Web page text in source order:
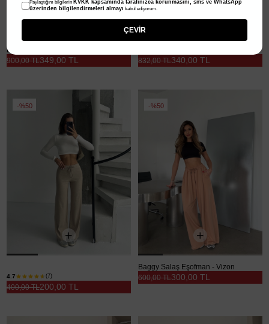
Deri Kemerli Eşofman - Bordo
349,00 TL
900,00 TL 340,00 TL
832,00 TL
%50
4.7 (7)
200,00 TL
400,00 TL
%50
Baggy Salaş Eşofman - Vizon
300,00 TL
600,00 TL
Paylaştığım bilgilerin KVKK kapsamında tarafınızca korunmasını, sms ve WhatsApp
üzerinden bilgilendirmeleri almayı kabul ediyorum.
ÇEVİR